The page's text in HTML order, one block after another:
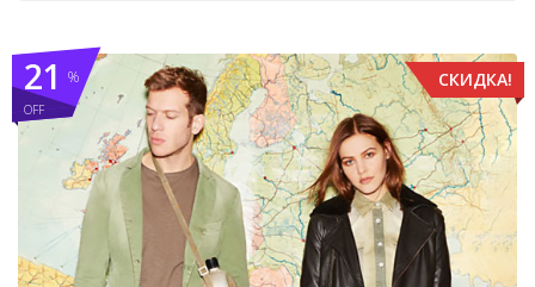
СКИДКА!
%
OFF
21